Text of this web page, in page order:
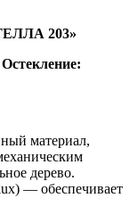
203»
Остекление:
материал,
дерево.
— обеспечивает